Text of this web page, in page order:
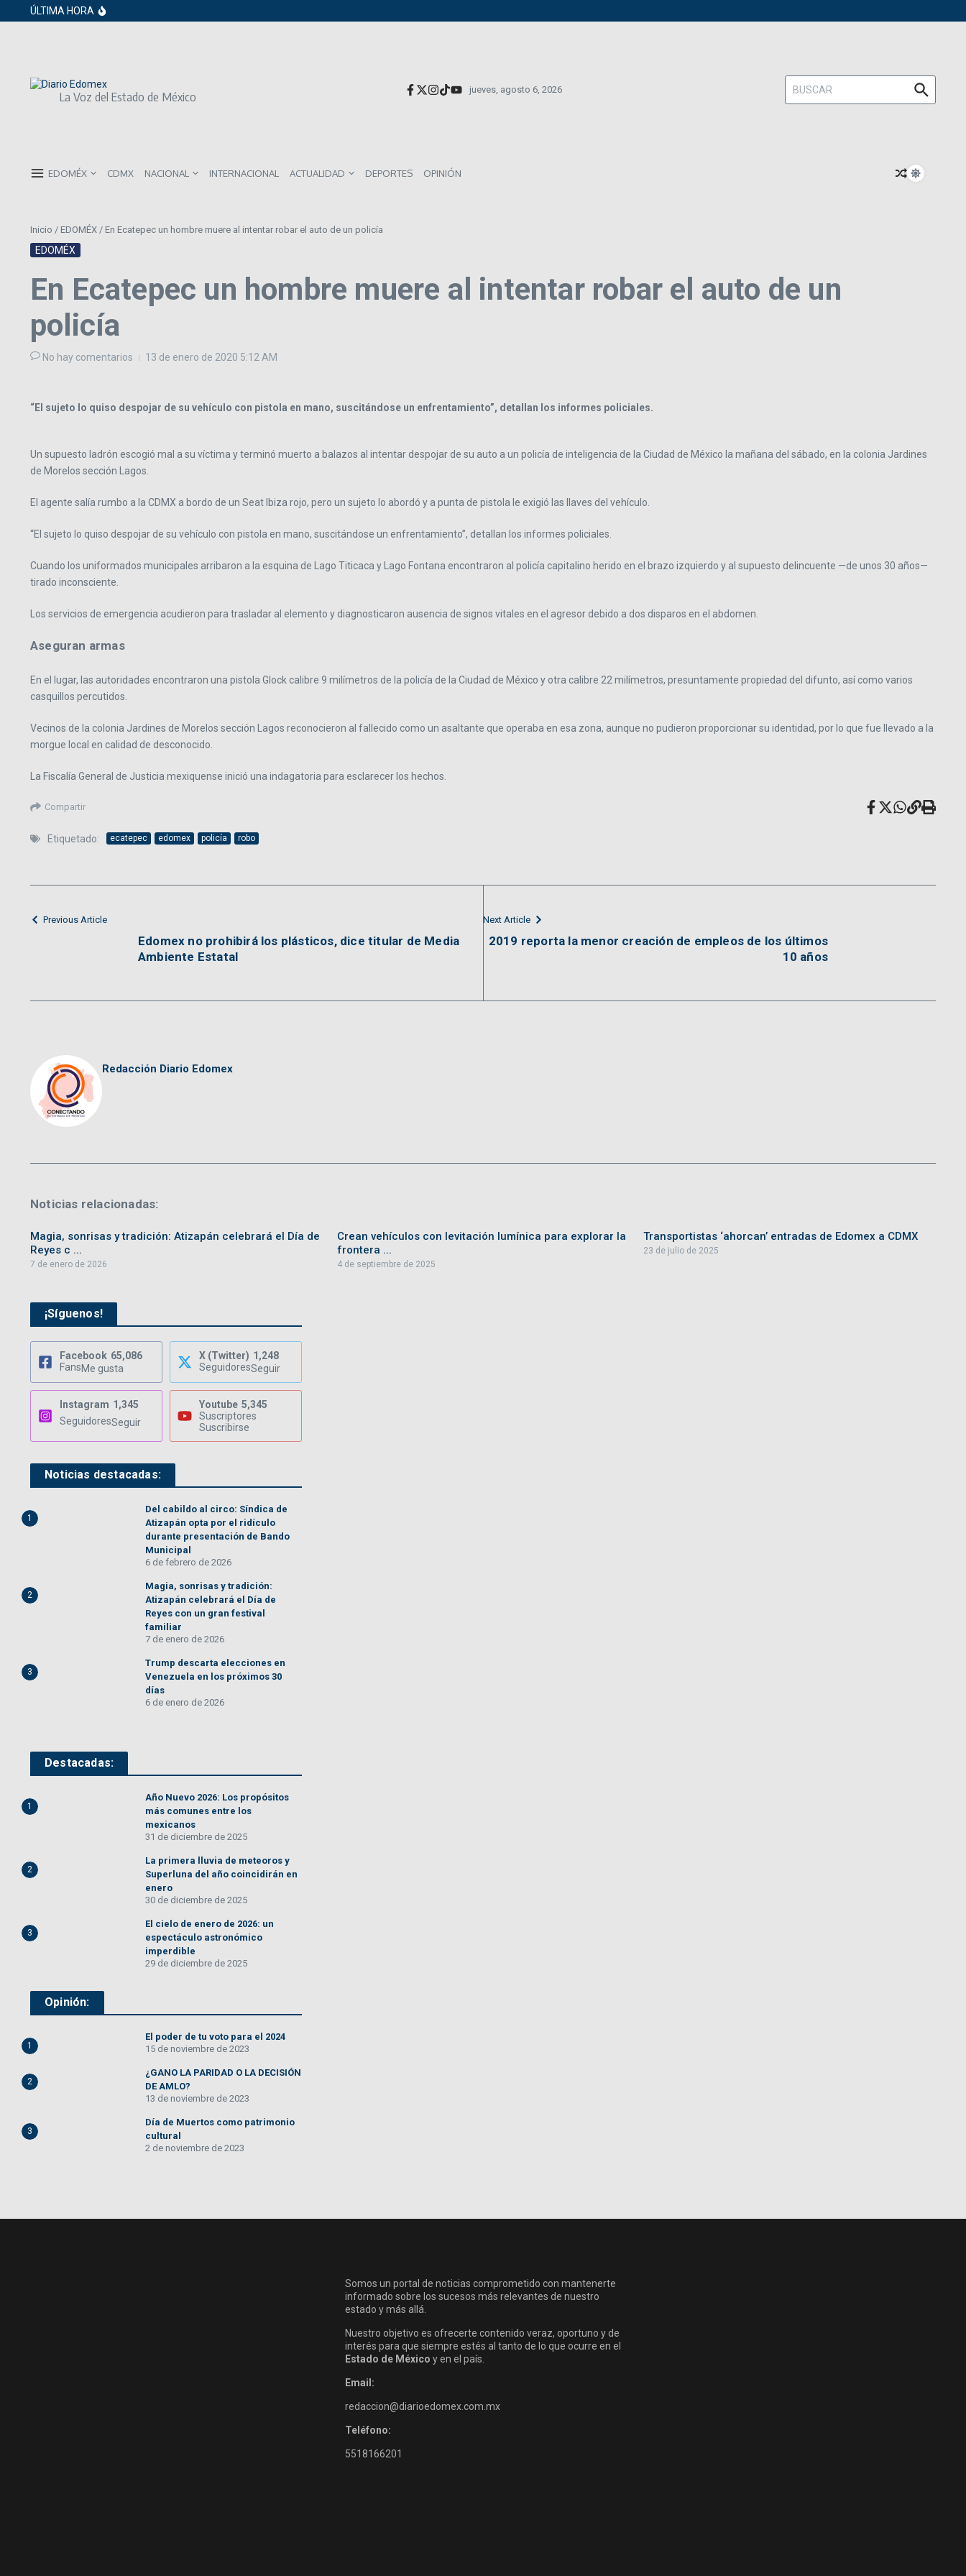
Saltar al contenido
ÚLTIMA HORA
ISR subirá en México para 2026: Así será el impacto directo en salarios y precios
La Voz del Estado de México jueves, agosto 6, 2026
Buscar:
EDOMÉX CDMX NACIONAL INTERNACIONAL ACTUALIDAD DEPORTES OPINIÓN
Inicio / EDOMÉX / En Ecatepec un hombre muere al intentar robar el auto de un policía
EDOMÉX
En Ecatepec un hombre muere al intentar robar el auto de un
policía
No hay comentarios 13 de enero de 2020 5:12 AM
“El sujeto lo quiso despojar de su vehículo con pistola en mano, suscitándose un enfrentamiento”, detallan los informes policiales.
Un supuesto ladrón escogió mal a su víctima y terminó muerto a balazos al intentar despojar de su auto a un policía de inteligencia de la Ciudad de México la mañana del sábado, en la colonia Jardines
de Morelos sección Lagos.
El agente salía rumbo a la CDMX a bordo de un Seat Ibiza rojo, pero un sujeto lo abordó y a punta de pistola le exigió las llaves del vehículo.
“El sujeto lo quiso despojar de su vehículo con pistola en mano, suscitándose un enfrentamiento”, detallan los informes policiales.
Cuando los uniformados municipales arribaron a la esquina de Lago Titicaca y Lago Fontana encontraron al policía capitalino herido en el brazo izquierdo y al supuesto delincuente —de unos 30 años—
tirado inconsciente.
Los servicios de emergencia acudieron para trasladar al elemento y diagnosticaron ausencia de signos vitales en el agresor debido a dos disparos en el abdomen.
Aseguran armas
En el lugar, las autoridades encontraron una pistola Glock calibre 9 milímetros de la policía de la Ciudad de México y otra calibre 22 milímetros, presuntamente propiedad del difunto, así como varios
casquillos percutidos.
Vecinos de la colonia Jardines de Morelos sección Lagos reconocieron al fallecido como un asaltante que operaba en esa zona, aunque no pudieron proporcionar su identidad, por lo que fue llevado a la
morgue local en calidad de desconocido.
La Fiscalía General de Justicia mexiquense inició una indagatoria para esclarecer los hechos.
Compartir
Etiquetado: ecatepec edomex policía robo
Previous Article
Edomex no prohibirá los plásticos, dice titular de Media
Ambiente Estatal
Next Article
2019 reporta la menor creación de empleos de los últimos
10 años
Redacción Diario Edomex
Noticias relacionadas:
Magia, sonrisas y tradición: Atizapán celebrará el Día de
Reyes c ...
7 de enero de 2026
Crean vehículos con levitación lumínica para explorar la
frontera ...
4 de septiembre de 2025
Transportistas ‘ahorcan’ entradas de Edomex a CDMX
23 de julio de 2025
¡Síguenos!
Facebook 65,086
FansMe gusta
X (Twitter) 1,248
SeguidoresSeguir
Instagram 1,345
SeguidoresSeguir
Youtube 5,345
Suscriptores
Suscribirse
Noticias destacadas:
1
Del cabildo al circo: Síndica de
Atizapán opta por el ridículo
durante presentación de Bando
Municipal
6 de febrero de 2026
2
Magia, sonrisas y tradición:
Atizapán celebrará el Día de
Reyes con un gran festival
familiar
7 de enero de 2026
3
Trump descarta elecciones en
Venezuela en los próximos 30
días
6 de enero de 2026
Destacadas:
1
Año Nuevo 2026: Los propósitos
más comunes entre los
mexicanos
31 de diciembre de 2025
2
La primera lluvia de meteoros y
Superluna del año coincidirán en
enero
30 de diciembre de 2025
3
El cielo de enero de 2026: un
espectáculo astronómico
imperdible
29 de diciembre de 2025
Opinión:
1
El poder de tu voto para el 2024
15 de noviembre de 2023
2
¿GANO LA PARIDAD O LA DECISIÓN
DE AMLO?
13 de noviembre de 2023
3
Día de Muertos como patrimonio
cultural
2 de noviembre de 2023
Somos un portal de noticias comprometido con mantenerte
informado sobre los sucesos más relevantes de nuestro
estado y más allá.
Nuestro objetivo es ofrecerte contenido veraz, oportuno y de
interés para que siempre estés al tanto de lo que ocurre en el
Estado de México y en el país.
Email:
redaccion@diarioedomex.com.mx
Teléfono:
5518166201